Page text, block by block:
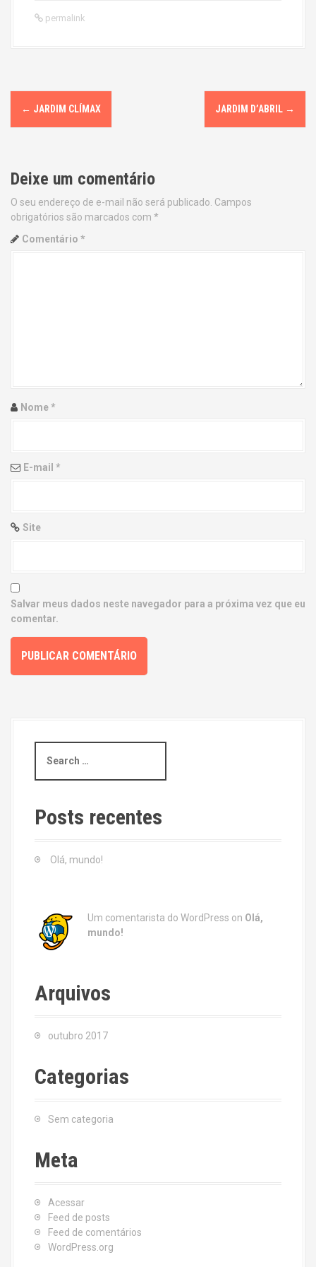
permalink
P
o
t
n
a
i
n
← JARDIM CLÍMAX JARDIM D’ABRIL →
Deixe um comentário
O seu endereço de e-mail não será publicado. Campos
obrigatórios são marcados com *
Comentário *
Nome*
E-mail *
Site
Salvar meus dados neste navegador para a próxima vez que eu
comentar.
a
c
h
Posts recentes
Olá, mundo!
Um comentarista do WordPress on Olá,
mundo!
Arquivos
outubro 2017
Categorias
Sem categoria
Meta
Acessar
Feed de posts
Feed de comentários
WordPress.org